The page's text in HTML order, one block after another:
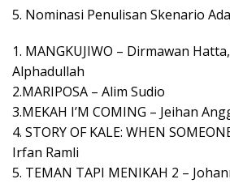
5. Nominasi Penulisan Skenario
1. MANGKUJIWO – Dirmawan
Alphadullah
2.MARIPOSA – Alim Sudio
3.MEKAH I’M COMING – Jeihan
4. STORY OF KALE: WHEN
Irfan Ramli
5. TEMAN TAPI MENIKAH 2 –